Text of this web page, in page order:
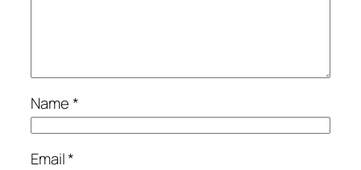
Name*
Email*